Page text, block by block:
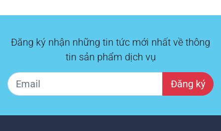
Đăng ký nhận những tin tức mới nhất về thông
tin sản phẩm dịch vụ
Đăng ký